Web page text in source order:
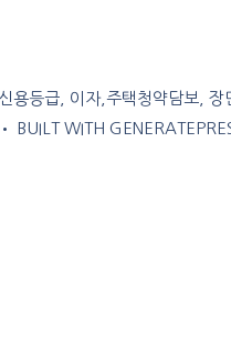
등급, 이자,주택청약담보,
BUILT WITH